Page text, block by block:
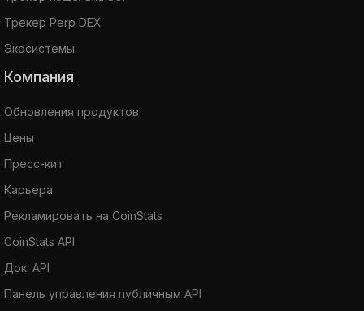
Трекер Perp DEX
Экосистемы
Компания
Обновления продуктов
Цены
Пресс-кит
Карьера
Рекламировать на CoinStats
CoinStats API
Док. API
Панель управления публичным API